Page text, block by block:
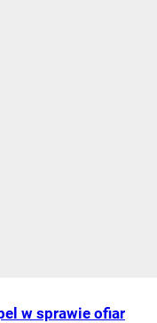
w sprawie ofiar